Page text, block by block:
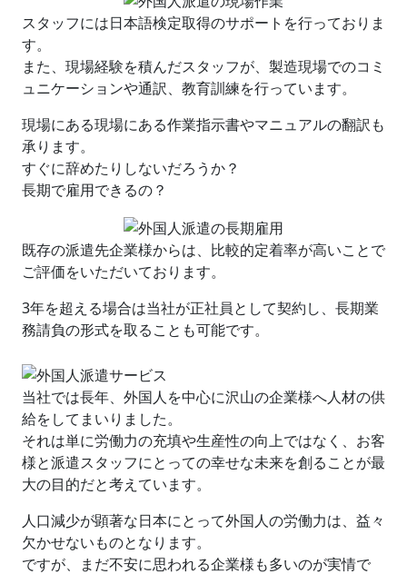
スタッフには日本語検定取得のサポートを行っておりま
す。
また、現場経験を積んだスタッフが、製造現場でのコミ
ュニケーションや通訳、教育訓練を行っています。
現場にある現場にある作業指示書やマニュアルの翻訳も
承ります。
すぐに辞めたりしないだろうか？
長期で雇用できるの？
既存の派遣先企業様からは、 比較的定着率が高いことで
ご評価をいただいております。
3年を超える場合は当社が正社員として契約し、長期業
務請負の形式を取ることも可能です。
当社では長年、外国人を中心に沢山の企業様へ人材の供
給をしてまいりました。
それは単に労働力の充填や生産性の向上ではなく、お客
様と派遣スタッフにとっての幸せな未来を創ることが最
大の目的だと考えています。
人口減少が顕著な日本にとって外国人の労働力は、益々
欠かせないものとなります。
ですが、まだ不安に思われる企業様も多いのが実情で